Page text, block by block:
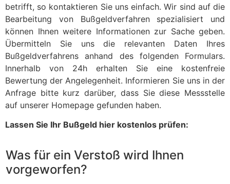
betrifft, so kontaktieren Sie uns einfach. Wir sind auf die
Bearbeitung von Bußgeldverfahren spezialisiert und
können Ihnen weitere Informationen zur Sache geben.
Übermitteln Sie uns die relevanten Daten Ihres
Bußgeldverfahrens anhand des folgenden Formulars.
Innerhalb von 24h erhalten Sie eine kostenfreie
Bewertung der Angelegenheit. Informieren Sie uns in der
Anfrage bitte kurz darüber, dass Sie diese Messstelle
auf unserer Homepage gefunden haben.
Lassen Sie Ihr Bußgeld hier kostenlos prüfen:
Was für ein Verstoß wird Ihnen
vorgeworfen?